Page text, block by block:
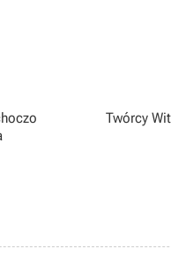
się bohaterów niż fabułę.
90., do których chętnie
Fallouta zatracił się w
i marketingu,
dawne pasje.
Twórcy